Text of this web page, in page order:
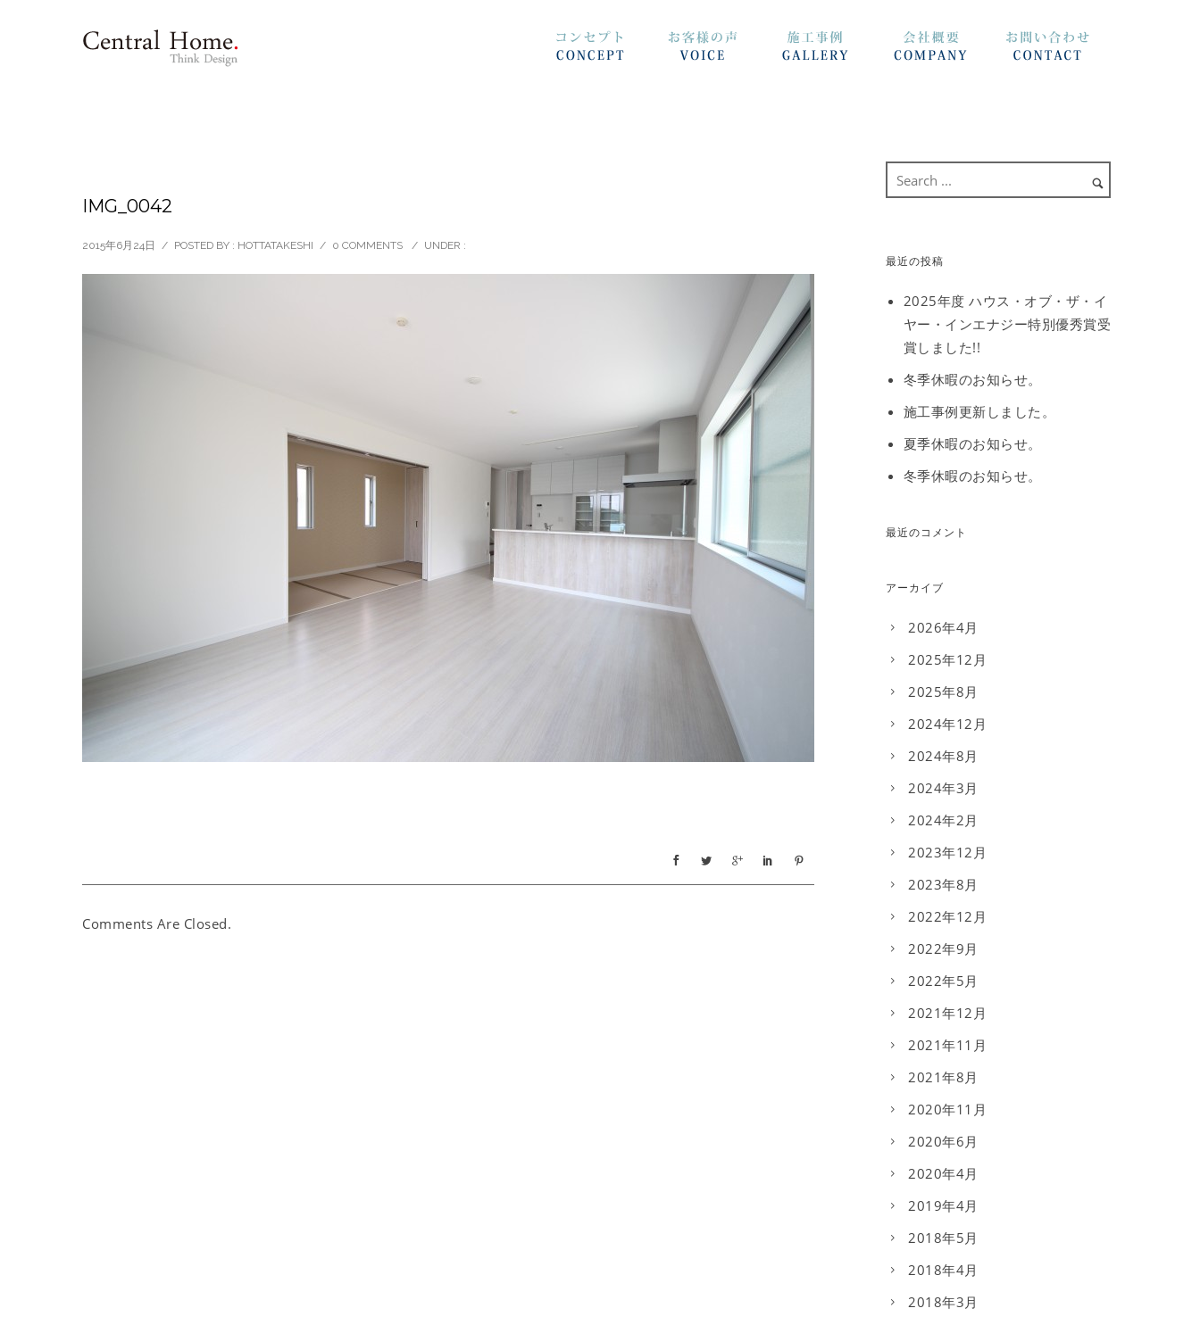
IMG_0042
2015年6月24日 / POSTED BY : HOTTATAKESHI / 0 COMMENTS / UNDER :
Comments Are Closed.
最近の投稿
2025年度 ハウス・オブ・ザ・イ
ヤー・インエナジー特別優秀賞受
賞しました!!
冬季休暇のお知らせ。
施工事例更新しました。
夏季休暇のお知らせ。
冬季休暇のお知らせ。
最近のコメント
アーカイブ
2026年4月
2025年12月
2025年8月
2024年12月
2024年8月
2024年3月
2024年2月
2023年12月
2023年8月
2022年12月
2022年9月
2022年5月
2021年12月
2021年11月
2021年8月
2020年11月
2020年6月
2020年4月
2019年4月
2018年5月
2018年4月
2018年3月